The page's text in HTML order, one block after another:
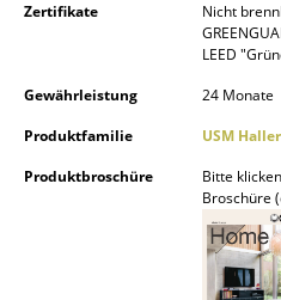
Teppiche
... alle Accessoires
Räume
Zertifikate
Nicht
LEED
Gewährleistung
24 Monate
Produktfamilie
USM
Produktbroschüre
Bitte
Broschüre